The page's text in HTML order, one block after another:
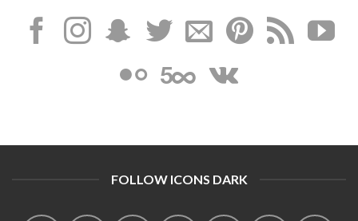
FOLLOW ICONS DARK